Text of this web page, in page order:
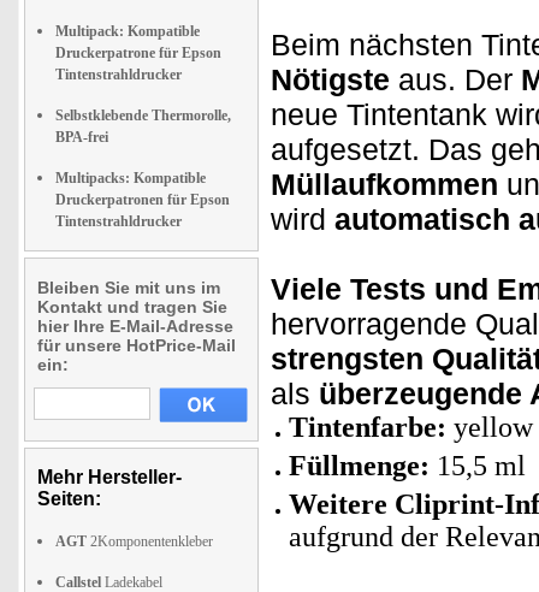
Multipack: Kompatible
Druckerpatrone für Epson
Tintenstrahldrucker
Selbstklebende Thermorolle,
BPA-frei
Multipacks: Kompatible
Druckerpatronen für Epson
Tintenstrahldrucker
Bleiben Sie mit uns im
Kontakt und tragen Sie
hier Ihre E-Mail-Adresse
für unsere HotPrice-Mail
ein:
Mehr Hersteller-
Seiten:
AGT 2Komponentenkleber
Callstel Ladekabel
Beim nächsten
Nötigste aus. Der
neue Tintentank
aufgesetzt. Das
Müllaufkommen
wird automatisch
Viele Tests und
hervorragende
strengsten
als überzeugende
Tintenfarbe: yellow
Füllmenge: 15,5 ml
Weitere Cliprint-
aufgrund der